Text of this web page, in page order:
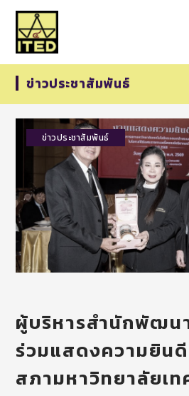
ข่าวประชาสัมพันธ์
ข่าวประชาสัมพันธ์
ผู้บริหารสำนักพัฒน
ร่วมแสดงความยิน
สภามหาวิทยาลัยเท